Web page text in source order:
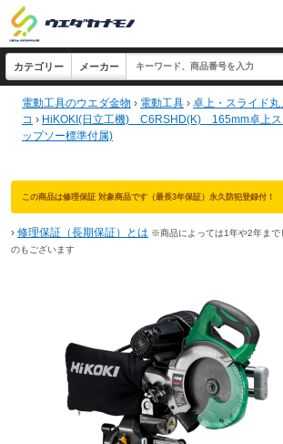
電動工具のウエダ金物 › 電動工具 › 卓上・スライド丸
コ › HiKOKI(日立工機) C6RSHD(K) 165mm卓上ス
ップソー標準付属)
この商品は修理保証 対象商品です（最長3年保証）永久防犯登録付！
› 修理保証（長期保証）とは ※商品によっては1年や2年まで
のもございます